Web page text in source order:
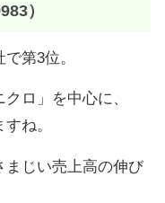
）
第3位。
ロ」を中心に、
ね。
まじい売上高の伸び